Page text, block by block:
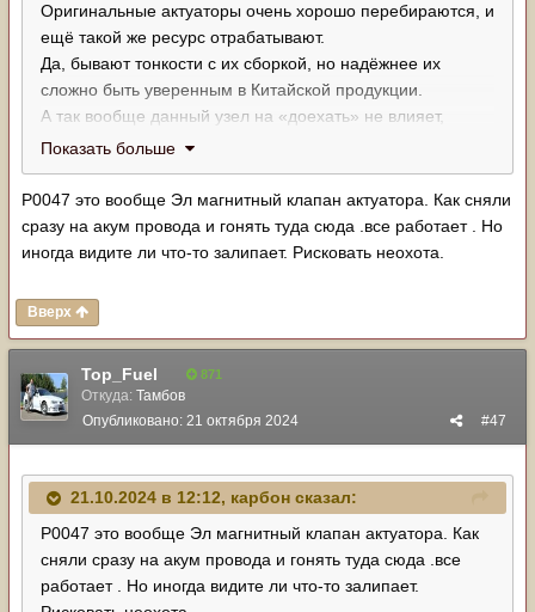
Оригинальные актуаторы очень хорошо перебираются, и
ещё такой же ресурс отрабатывают.
Да, бывают тонкости с их сборкой, но надёжнее их
сложно быть уверенным в Китайской продукции.
А так вообще данный узел на «доехать» не влияет,
просто двигатель станет атмосферным.
Показать больше
Р0047 это вообще Эл магнитный клапан актуатора. Как сняли
сразу на акум провода и гонять туда сюда .все работает . Но
иногда видите ли что-то залипает. Рисковать неохота.
Вверх
Top_Fuel 871
Откуда: Тамбов
#47
Опубликовано: 21 октября 2024
21.10.2024 в 12:12, карбон сказал:
Р0047 это вообще Эл магнитный клапан актуатора. Как
сняли сразу на акум провода и гонять туда сюда .все
работает . Но иногда видите ли что-то залипает.